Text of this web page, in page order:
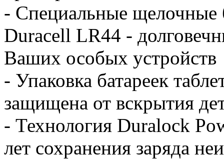
- Специальные щелочные
Duracell LR44 -
Ваших особых устройств
- Упаковка батареек
защищена от вскрытия
- Технология Duralock
лет сохранения заряда